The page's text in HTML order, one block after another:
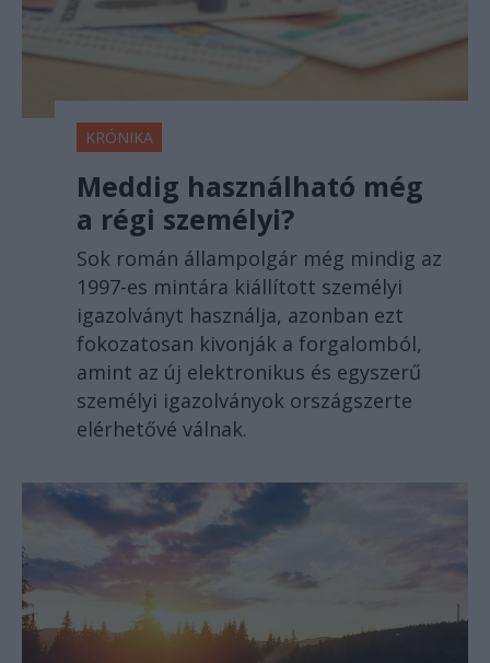
KRÓNIKA
Meddig használható még
a régi személyi?
Sok román állampolgár még mindig az
1997-es mintára kiállított személyi
igazolványt használja, azonban ezt
fokozatosan kivonják a forgalomból,
amint az új elektronikus és egyszerű
személyi igazolványok országszerte
elérhetővé válnak.